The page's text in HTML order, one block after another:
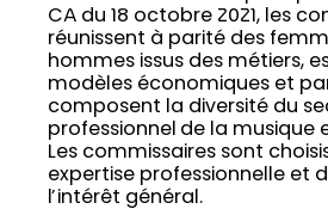
CA du 18 octobre 2021, les
réunissent à parité des
hommes issus des métiers,
modèles économiques et
composent la diversité du
professionnel de la musique
Les commissaires sont
expertise professionnelle et
l’intérêt général.